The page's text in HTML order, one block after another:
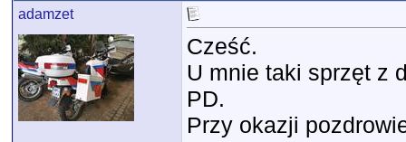
adamzet
Cześć.
U mnie taki sprzęt z
PD.
Przy okazji